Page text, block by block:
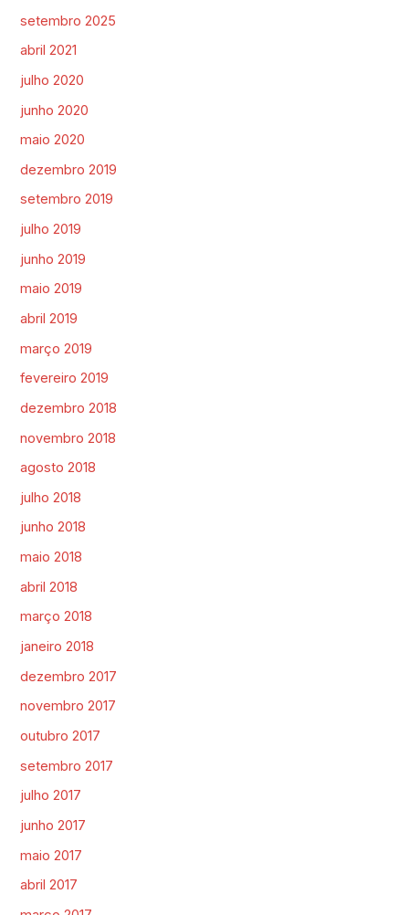
setembro 2025
abril 2021
julho 2020
junho 2020
maio 2020
dezembro 2019
setembro 2019
julho 2019
junho 2019
maio 2019
abril 2019
março 2019
fevereiro 2019
dezembro 2018
novembro 2018
agosto 2018
julho 2018
junho 2018
maio 2018
abril 2018
março 2018
janeiro 2018
dezembro 2017
novembro 2017
outubro 2017
setembro 2017
julho 2017
junho 2017
maio 2017
abril 2017